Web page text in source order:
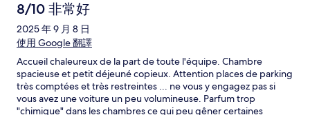
8/10 非常好
2025 年 9 月 8 日
使用 Google 翻譯
Accueil chaleureux de la part de toute l'équipe. Chambre
spacieuse et petit déjeuné copieux. Attention places de parking
très comptées et très restreintes ... ne vous y engagez pas si
vous avez une voiture un peu volumineuse. Parfum trop
"chimique" dans les chambres ce qui peu gêner certaines